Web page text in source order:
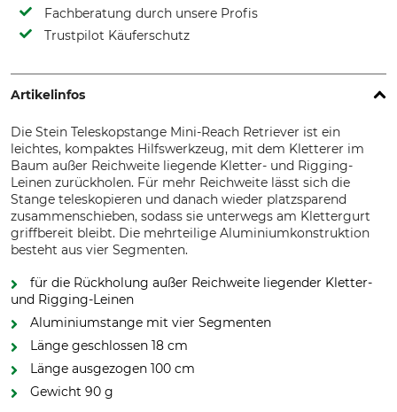
Fachberatung durch unsere Profis
Trustpilot Käuferschutz
Artikelinfos
Die Stein Teleskopstange Mini-Reach Retriever ist ein
leichtes, kompaktes Hilfswerkzeug, mit dem Kletterer im
Baum außer Reichweite liegende Kletter- und Rigging-
Leinen zurückholen. Für mehr Reichweite lässt sich die
Stange teleskopieren und danach wieder platzsparend
zusammenschieben, sodass sie unterwegs am Klettergurt
griffbereit bleibt. Die mehrteilige Aluminiumkonstruktion
besteht aus vier Segmenten.
für die Rückholung außer Reichweite liegender Kletter-
und Rigging-Leinen
Aluminiumstange mit vier Segmenten
Länge geschlossen 18 cm
Länge ausgezogen 100 cm
Gewicht 90 g